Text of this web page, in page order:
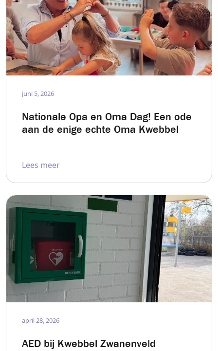
juni 5, 2026
Nationale Opa en Oma Dag! Een ode
aan de enige echte Oma Kwebbel
Lees meer
april 28, 2026
AED bij Kwebbel Zwanenveld